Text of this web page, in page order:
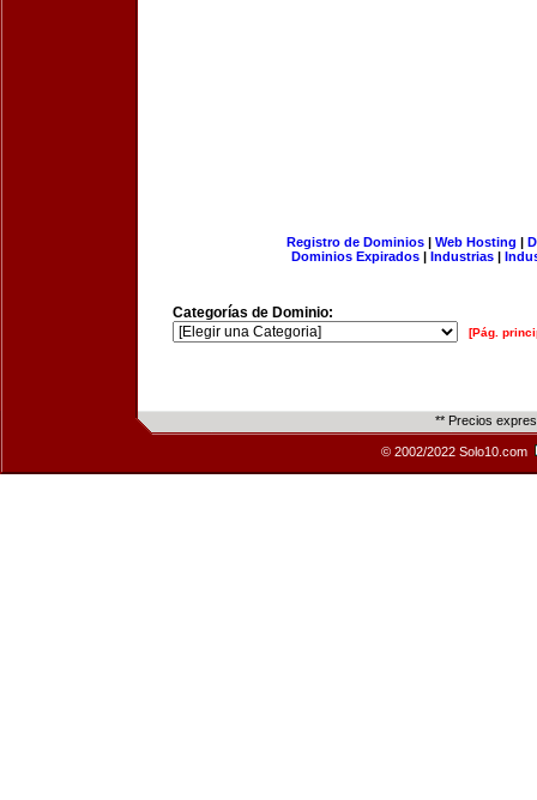
Registro de Dominios| Web Hosting |
Dominios Expirados | Industrias |
Categorías de Dominio:
[Pág.
** Precios
© 2002/2022 Solo10.com